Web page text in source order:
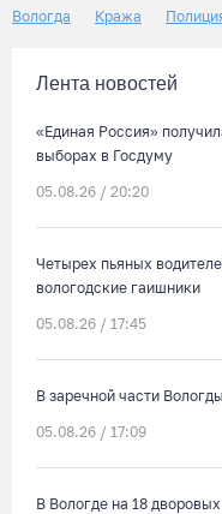
Вологда Кража
Лента новостей
«Единая Россия»
выборах в Госдуму
05.08.26 / 20:20
Четырех пьяных
вологодские гаишники
05.08.26 / 17:45
В заречной части
05.08.26 / 17:09
В Вологде на 18